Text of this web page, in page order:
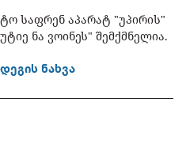
საფრენ აპარატ "უპირის"
ნა ვოინეს" შემქმნელია.
ნახვა